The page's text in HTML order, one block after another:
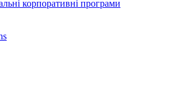
корпоративні програми